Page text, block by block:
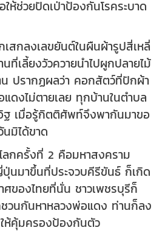
ห้ช่วยปัดเป่าป้องกันโรคระบาด
สกลงเลขยันต์ในผืนผ้ารูปสี่เหลี่
ที่เลี้ยงวัวควายนำไปผูกปลายไม้
ปรากฏผลว่า คอกสัตว์ที่ปักผ้า
ดงไม่ตายเลย ทุกบ้านในตำบล
ฐ เมื่อรู้กิตติศัพท์จึงพากันมาขอ
มิได้ขาด
ลกครั้งที่ 2 คือมหาสงคราม
นมาขึ้นที่ประจวบคีรีขันธ์ ก็เกิด
ของไทยที่นั่น ชาวเพชรบุรีก็
วนกันหาหลวงพ่อแดง ท่านก็ลง
ห้คุ้มครองป้องกันตัว